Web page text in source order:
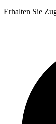
Erhalten Sie